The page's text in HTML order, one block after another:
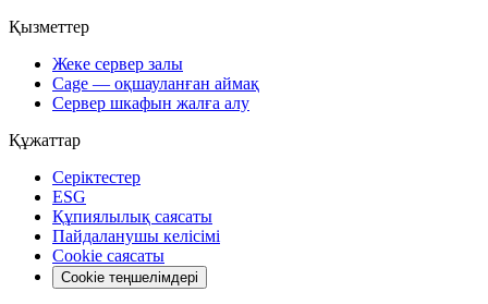
Қызметтер
Жеке сервер залы
Cage — оқшауланған аймақ
Сервер шкафын жалға алу
Құжаттар
Серіктестер
ESG
Құпиялылық саясаты
Пайдаланушы келісімі
Cookie саясаты
Cookie теңшелімдері